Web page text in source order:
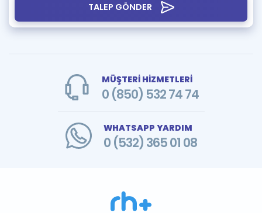
TALEP GÖNDER
MÜŞTERİ HİZMETLERİ
0 (850) 532 74 74
WHATSAPP YARDIM
0 (532) 365 01 08